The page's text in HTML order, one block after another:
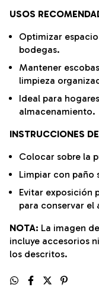
USOS
Optimizar
bodegas.
Mantener
limpieza
Ideal para
almacenamiento.
INSTRUCCIONES
Colocar sobre la
Limpiar con paño
Evitar exposición
para conservar el
NOTA: La imagen
incluye accesorios
los descritos.